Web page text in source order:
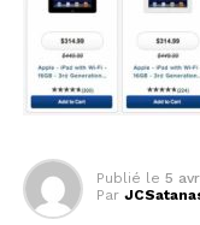
Publié le 5
Par